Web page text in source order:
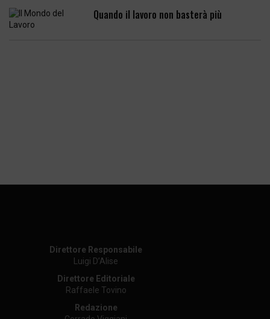
Quando il lavoro non basterà più
Direttore Responsabile
Luigi D’Alise
Direttore Editoriale
Raffaele Tovino
Redazione